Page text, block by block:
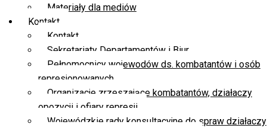
Materiały dla mediów
Kontakt
Kontakt
Sekretariaty Departamentów i Biur
Pełnomocnicy wojewodów ds. kombatantów i osób
represjonowanych
Organizacje zrzeszające kombatantów, działaczy
opozycji i ofiary represji
Wojewódzkie rady konsultacyjne do spraw działaczy